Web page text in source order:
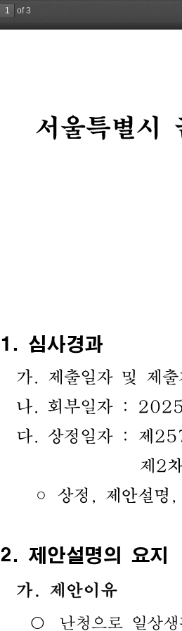
of 3
서울특별시
1. 심사경과
가. 제출일자 및 제
나
회부일자 :
다. 상정일자 : 제
제2
◦ 상정 제안설명
2. 제안설명의 요지
가
제안이유
난청으로 일상